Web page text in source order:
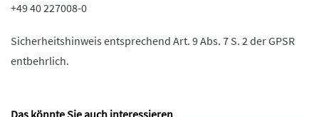
+49 40 227008-0
Sicherheitshinweis entsprechend Art. 9 Abs. 7 S. 2 der GPSR
entbehrlich.